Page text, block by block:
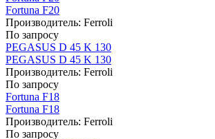
Fortuna F20
Производитель: Ferroli
По запросу
PEGASUS D 45 K 130
PEGASUS D 45 K 130
Производитель: Ferroli
По запросу
Fortuna F18
Fortuna F18
Производитель: Ferroli
По запросу